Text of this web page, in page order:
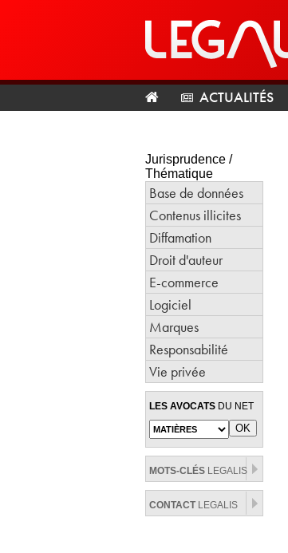
ACTUALITÉS
Jurisprudence /
Thématique
Base de données
Contenus illicites
Diffamation
Droit d'auteur
E-commerce
Logiciel
Marques
Responsabilité
Vie privée
LES AVOCATS DU NET
MOTS-CLÉS LEGALIS
CONTACTLEGALIS